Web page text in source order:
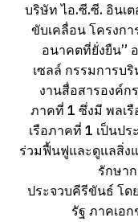
บริษัท ไอ.ซี.ซี. อินเ
ขับเคลื่อน โครงกา
อนาคตที่ยั่งยืน”
เซลล์ กรรมการบ
งานสื่อสารองค์
ภาคที่ 1 ซึ่งมี พลเ
เรือภาคที่ 1 เป็นป
ร่วมฟื้นฟูและดูแลสิ่ง
รักษา
ประจวบคีรีขันธ์ โ
รัฐ ภาคเอ